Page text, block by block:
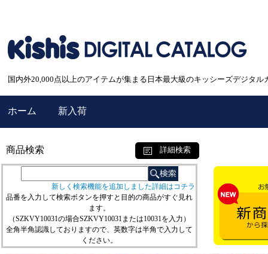
国内外20,000点以上のアイテムが集まる日本最大級のキッシーズデジタル
ホーム 新入荷
商品検索 詳細検索
新しく検索機能を追加しました詳細はコチラ
品番を入力して検索ボタンを押すと目的の商品がすぐ見れ
ます。
（SZKVY10031の場合SZKVY10031または10031を入力）
全角半角認識しておりますので、英数字は半角で入力して
ください。